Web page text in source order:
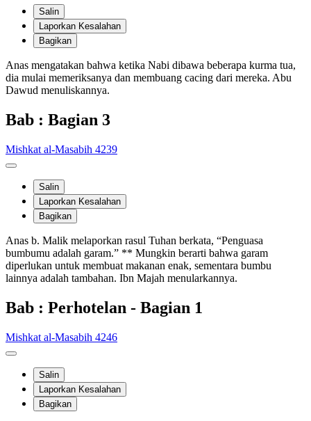
Salin
Laporkan Kesalahan
Bagikan
Anas mengatakan bahwa ketika Nabi dibawa beberapa kurma tua,
dia mulai memeriksanya dan membuang cacing dari mereka. Abu
Dawud menuliskannya.
Bab : Bagian 3
Mishkat al-Masabih 4239
Salin
Laporkan Kesalahan
Bagikan
Anas b. Malik melaporkan rasul Tuhan berkata, “Penguasa
bumbumu adalah garam.” ** Mungkin berarti bahwa garam
diperlukan untuk membuat makanan enak, sementara bumbu
lainnya adalah tambahan. Ibn Majah menularkannya.
Bab : Perhotelan - Bagian 1
Mishkat al-Masabih 4246
Salin
Laporkan Kesalahan
Bagikan